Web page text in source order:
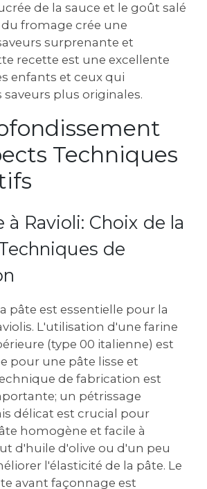
de la sauce et le goût salé
fromage crée une
surprenante et
recette est une excellente
enfants et ceux qui
plus originales.
Techniques
à Ravioli: Choix de la
de
pâte est essentielle pour la
L'utilisation d'une farine
(type 00 italienne) est
pour une pâte lisse et
de fabrication est
un pétrissage
délicat est crucial pour
homogène et facile à
d'huile d'olive ou d'un peu
l'élasticité de la pâte. Le
avant façonnage est